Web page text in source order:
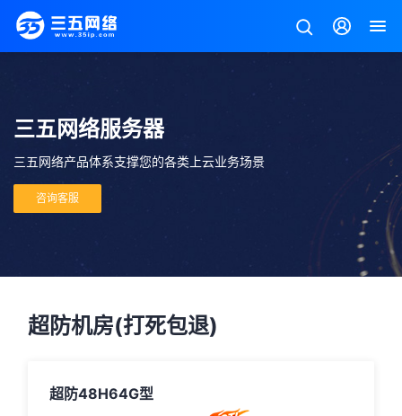
三五网络服务器
三五网络产品体系支撑您的各类上云业务场景
咨询客服
超防机房(打死包退)
超防48H64G型